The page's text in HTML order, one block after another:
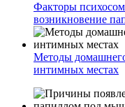
Факторы
возникновение
Методы
интимных местах